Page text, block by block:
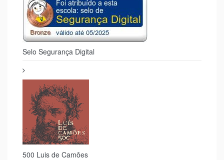
Selo Segurança Digital
500 Luis de Camões